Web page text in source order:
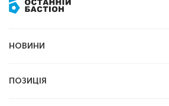
НОВИНИ
ПОЗИЦІЯ